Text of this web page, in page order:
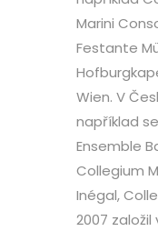
Marini
Festante
Wien. V
například
Ensemble
Collegium
Inégal,
2007